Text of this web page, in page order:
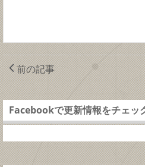
前の記事
Facebookで更新情報をチェッ